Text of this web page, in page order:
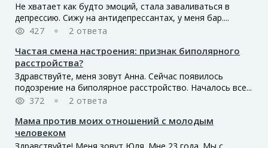
Не хватает как будто эмоций, стала заваливаться в
депрессию. Сижу на антидепрессантах, у меня бар....
427
2 ответа
Частая смена настроения: признак биполярного
расстройства?
Здравствуйте, меня зовут Анна. Сейчас появилось
подозрение на биполярное расстройство. Началось все...
372
2 ответа
Мама против моих отношений с молодым
человеком